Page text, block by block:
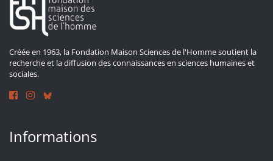
Créée en 1963, la Fondation Maison Sciences de l'Homme soutient la
recherche et la diffusion des connaissances en sciences humaines et
sociales.
Informations